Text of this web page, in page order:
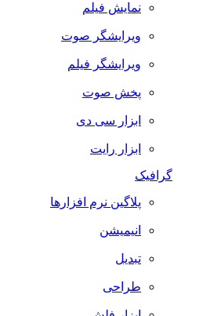
نمایش فیلم
ویرایشگر صوت
ویرایشگر فیلم
پخش صوت
ابزار سی دی
ابزار رایت
گرافیک
پلاگین نرم افزارها
انیمیشن
تبدیل
طراحی